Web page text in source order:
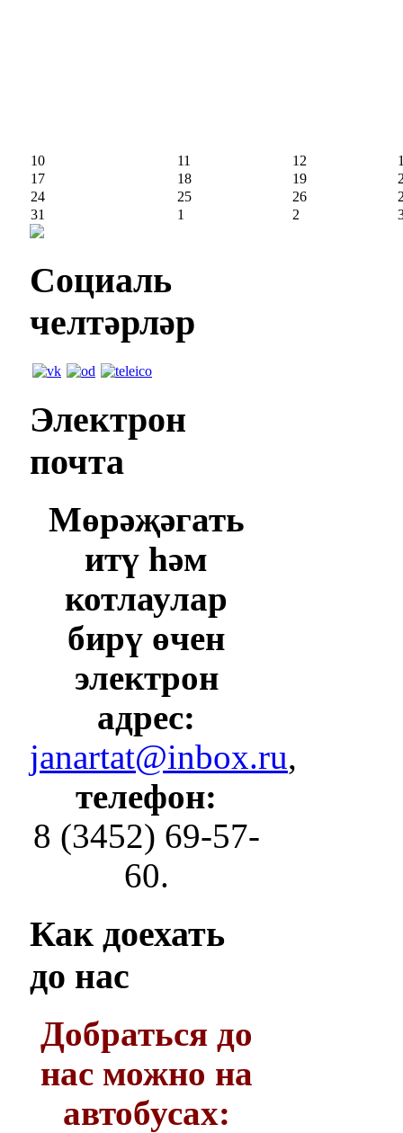
10 11 12
17
18 19
24
25 26
31
1 2
Социаль
челтәрләр
Электрон
почта
Мөрәҗәгать
итү һәм
котлаулар
бирү өчен
электрон
адрес:
janartat@inbox.ru,
телефон:
8 (3452) 69-57-
60.
Как доехать
до нас
Добраться до
нас можно на
автобусах: